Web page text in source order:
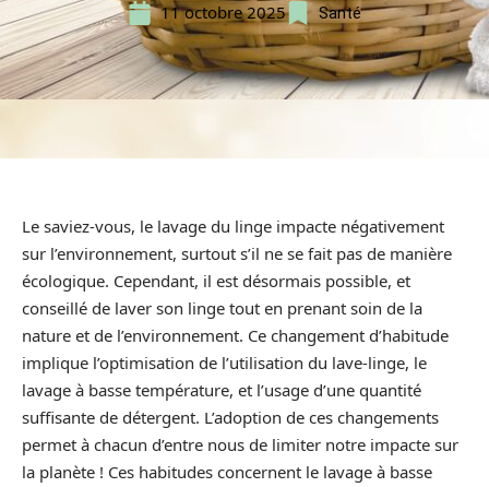
11 octobre 2025 Santé
Le saviez-vous, le lavage du linge impacte négativement
sur l’environnement, surtout s’il ne se fait pas de manière
écologique. Cependant, il est désormais possible, et
conseillé de laver son linge tout en prenant soin de la
nature et de l’environnement. Ce changement d’habitude
implique l’optimisation de l’utilisation du lave-linge, le
lavage à basse température, et l’usage d’une quantité
suffisante de détergent. L’adoption de ces changements
permet à chacun d’entre nous de limiter notre impacte sur
la planète ! Ces habitudes concernent le lavage à basse